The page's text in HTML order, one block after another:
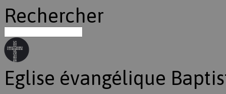
Rechercher
Eglise évangélique